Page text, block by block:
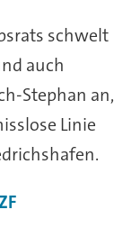
schwelt
auch
Stephan an,
Linie